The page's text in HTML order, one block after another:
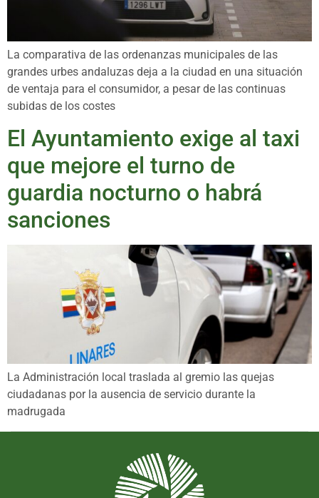
La comparativa de las ordenanzas municipales de las
grandes urbes andaluzas deja a la ciudad en una situación
de ventaja para el consumidor, a pesar de las continuas
subidas de los costes
El Ayuntamiento exige al taxi
que mejore el turno de
guardia nocturno o habrá
sanciones
La Administración local traslada al gremio las quejas
ciudadanas por la ausencia de servicio durante la
madrugada